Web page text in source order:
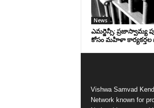
News
ఎమర్జెన్సీ: ప్రజాస్వామ్య
కోసం మహిళా
Vishwa Samvad
Network known for